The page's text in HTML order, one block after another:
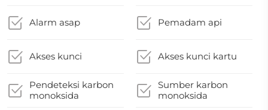
Alarm asap Pemadam api
Akses kunci Akses kunci kartu
Pendeteksi karbon
monoksida
Sumber karbon
monoksida